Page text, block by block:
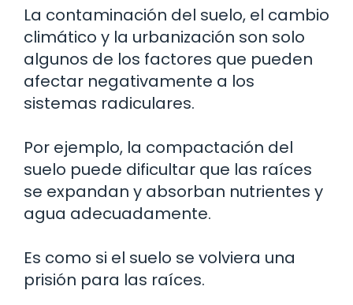
La contaminación del suelo, el cambio
climático y la urbanización son solo
algunos de los factores que pueden
afectar negativamente a los
sistemas radiculares.
Por ejemplo, la compactación del
suelo puede dificultar que las raíces
se expandan y absorban nutrientes y
agua adecuadamente.
Es como si el suelo se volviera una
prisión para las raíces.